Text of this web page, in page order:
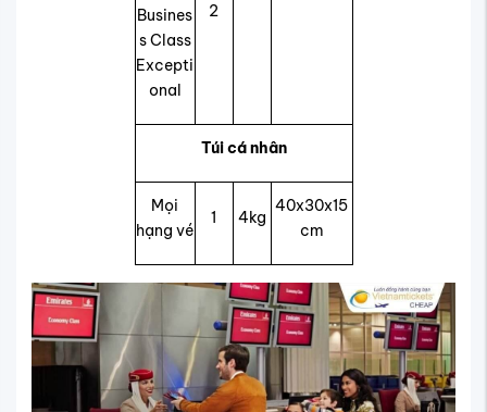
2
Busines
s Class
Excepti
onal
Túi cá nhân
Mọi
hạng vé
1 4kg
40x30x15
cm